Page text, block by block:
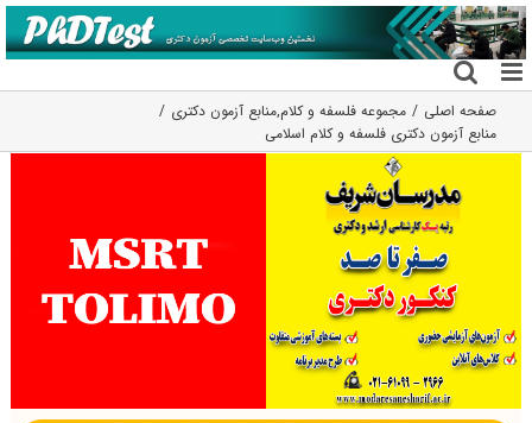
رفتن
به
محتوا
صفحه اصلی مجموعه فلسفه و کلام,منابع آزمون دکتری
منابع آزمون دکتری فلسفه و کلام اسلامی